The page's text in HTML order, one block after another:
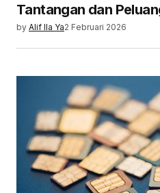
Tantangan dan
by Alif Ila Ya2 Februari 2026